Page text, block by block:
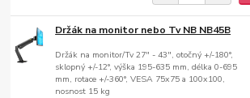
Držák na monitor nebo Tv NB NB45B
Držák na monitor/Tv 27" - 43", otočný +/-180°,
sklopný +/-12°, výška 195-635 mm, délka 0-695
mm, rotace +/-360°, VESA 75x75 a 100x100,
nosnost 15 kg